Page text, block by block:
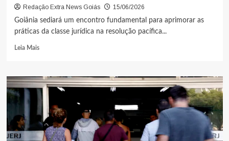
Redação Extra News Goiás
15/06/2026
Goiânia sediará um encontro fundamental para aprimorar as
práticas da classe jurídica na resolução pacífica...
Leia Mais